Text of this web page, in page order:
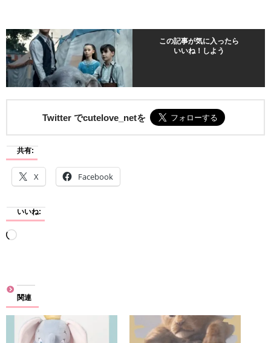
この記事が気に入ったら
いいね！しよう
Twitter でcutelove_netを
共有:
X Facebook
いいね:
読
み
中…
関連